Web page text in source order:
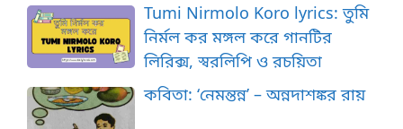
Tumi Nirmolo Koro lyrics: তুমি
নির্মল কর মঙ্গল করে গানটির
লিরিক্স, স্বরলিপি ও রচয়িতা
কবিতা: ‘নেমন্তন্ন’ – অন্নদাশঙ্কর রায়